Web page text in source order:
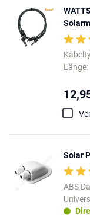
Länge:
Solar
ABS